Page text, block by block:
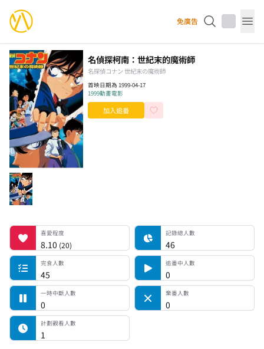
YourAnimes 你的動畫 免廣告
名偵探柯南：世紀末的魔術師
名探偵コナン 世紀末の魔術師
首映日期為 1999-04-17
1999動畫電影
加入追番
喜愛程度喜愛程度
8.10 (20)
記錄總人數 記錄總人數
46
完食人數
完食人數
45
追番中人數
追番中人數
0
一時中斷人數
一時中斷人數
0
棄番人數
棄番人數
0
計劃觀看人數
計劃觀看人數
1